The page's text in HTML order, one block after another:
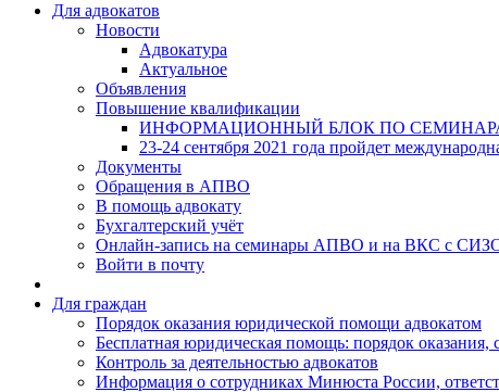
Для адвокатов
Новости
Адвокатура
Актуальное
Объявления
Повышение квалификации
ИНФОРМАЦИОННЫЙ БЛОК ПО
23-24 сентября 2021 года пройдет
Документы
Обращения в АПВО
В помощь адвокату
Бухгалтерский учёт
Онлайн-запись на семинары АПВО и на ВКС с
Войти в почту
Для граждан
Порядок оказания юридической помощи адвокатом
Бесплатная юридическая помощь: порядок оказания,
Контроль за деятельностью адвокатов
Информация о сотрудниках Минюста России,